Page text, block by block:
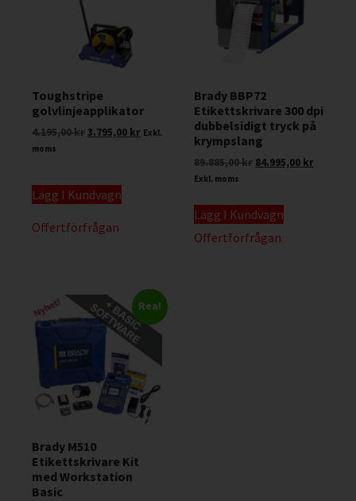
Toughstripe
golvlinjeapplikator
4.195,00kr3.795,00 kr Exkl.
moms
Lägg I Kundvagn
Offertförfrågan
Brady BBP72
Etikettskrivare 300 dpi
dubbelsidigt tryck på
krympslang
89.885,00kr 84.995,00 kr
Exkl. moms
Lägg I Kundvagn
Offertförfrågan
Rea!
Brady M510
Etikettskrivare Kit
med Workstation
Basic